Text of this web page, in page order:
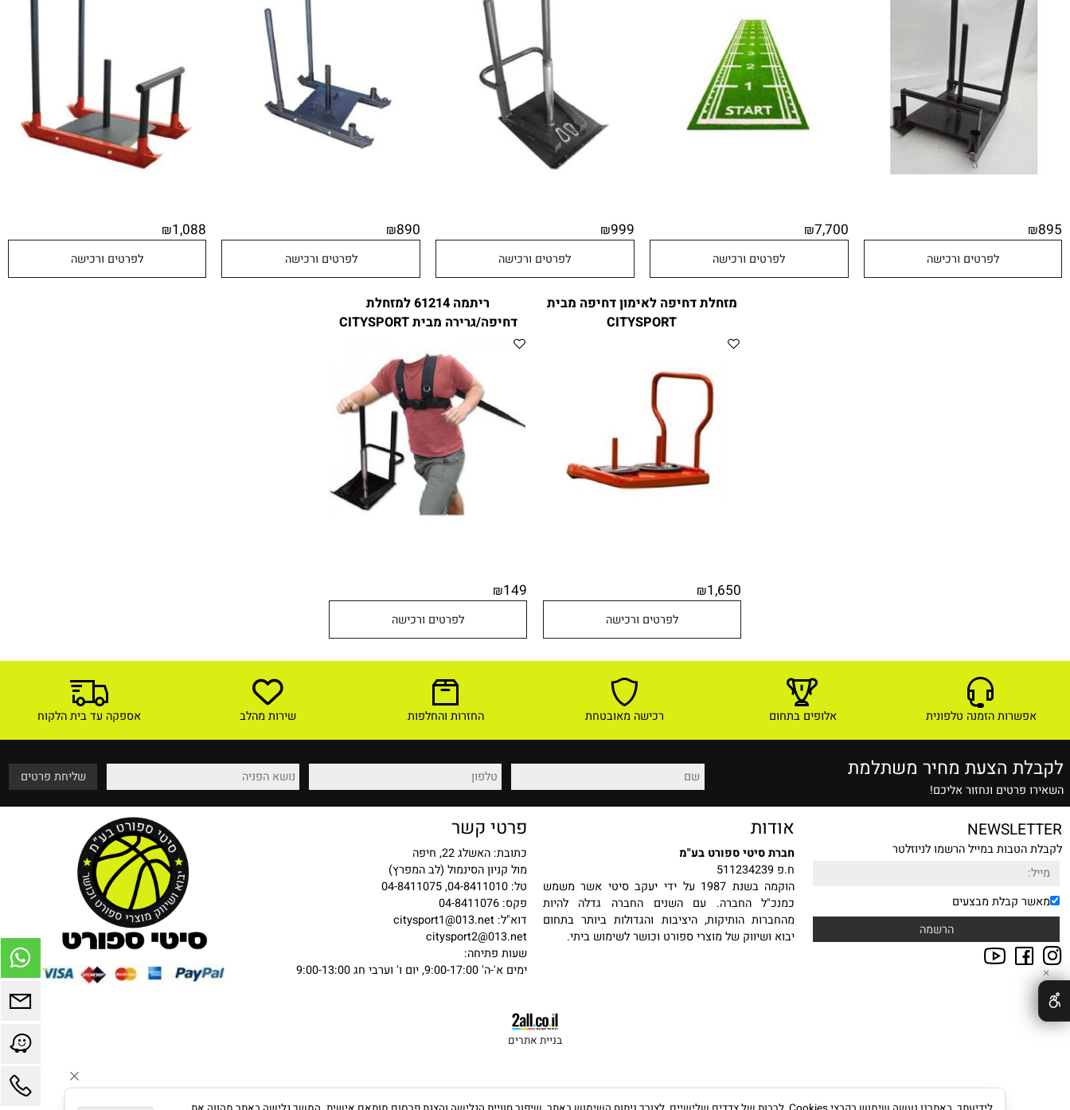
לפרטים ורכישה לפרטים ורכישה
מזחלת דחיפה לאימון דחיפה מבית
₪1,650
דחיפה/גרירה מבית CITYSPORT
₪149
הזמנה טלפונית אלופים בתחום רכישה מאובטחת החזרות והחלפות שירות מהלב אספקה עד בית הלקוח
הצעת מחיר משתלמת
ונחזור אליכם!
במייל הרשמו לניוזלטר
קבלת מבצעים
אודות
חברת סיטי ספורט בע"מ
פרטי קשר
כתובת: האשלג 22, חיפה
מול קניון הסינמול (לב המפרץ)
פקס: 04-8411076
שעות פתיחה:
ימים א'-ה' 9:00-17:00, יום ו' וערבי חג 9:00-13:00